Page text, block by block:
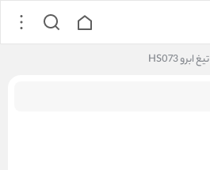
تیغ ابرو HS073